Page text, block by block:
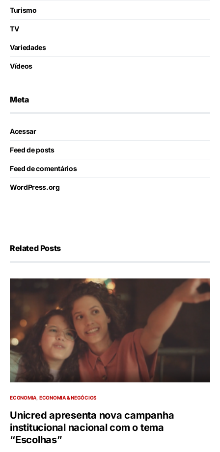
Turismo
TV
Variedades
Vídeos
Meta
Acessar
Feed de posts
Feed de comentários
WordPress.org
Related Posts
ECONOMIA ECONOMIA & NEGÓCIOS
Unicred apresenta nova campanha
institucional nacional com o tema
“Escolhas”